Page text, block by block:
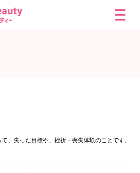
、失った目標や、挫折・喪失体験のことです。